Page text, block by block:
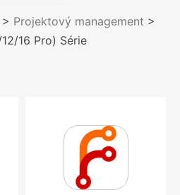
> Projektový management >
12/16 Pro) Série